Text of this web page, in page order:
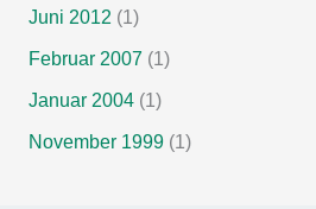
Juni 2012 (1)
Februar 2007 (1)
Januar 2004(1)
November 1999(1)